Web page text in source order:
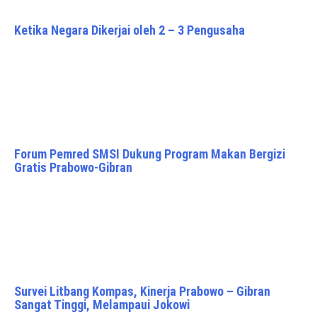
Ketika Negara Dikerjai oleh 2 – 3 Pengusaha
Forum Pemred SMSI Dukung Program Makan Bergizi
Gratis Prabowo-Gibran
Survei Litbang Kompas, Kinerja Prabowo – Gibran
Sangat Tinggi, Melampaui Jokowi